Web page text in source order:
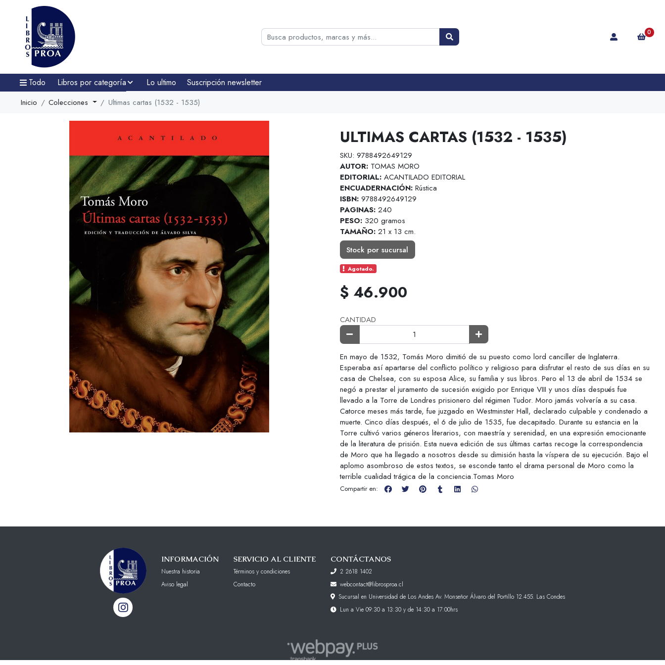
0
Todo Libros por categoría Lo ultimo Suscripción newsletter
Inicio Colecciones Ultimas cartas (1532 - 1535)
ULTIMAS CARTAS (1532 - 1535)
SKU: 9788492649129
AUTOR: TOMAS MORO
EDITORIAL: ACANTILADO EDITORIAL
ENCUADERNACIÓN: Rústica
ISBN: 9788492649129
PAGINAS: 240
PESO: 320 gramos
TAMAÑO: 21 x 13 cm.
Stock por sucursal
Agotado.
$ 46.900
CANTIDAD
En mayo de 1532, Tomás Moro dimitió de su puesto como lord canciller de Inglaterra.
Esperaba así apartarse del conflicto político y religioso para disfrutar el resto de sus días en su
casa de Chelsea, con su esposa Alice, su familia y sus libros. Pero el 13 de abril de 1534 se
negó a prestar el juramento de sucesión exigido por Enrique VIII y unos días después fue
llevado a la Torre de Londres prisionero del régimen Tudor. Moro jamás volvería a su casa.
Catorce meses más tarde, fue juzgado en Westminster Hall, declarado culpable y condenado a
muerte. Cinco días después, el 6 de julio de 1535, fue decapitado. Durante su estancia en la
Torre cultivó varios géneros literarios, con maestría y serenidad, en una expresión emocionante
de la literatura de prisión. Esta nueva edición de sus últimas cartas recoge la correspondencia
de Moro que ha llegado a nosotros desde su dimisión hasta la víspera de su ejecución. Bajo el
aplomo asombroso de estos textos, se esconde tanto el drama personal de Moro como la
terrible cualidad trágica de la conciencia.Tomas Moro
Compartir en:
INFORMACIÓN
Nuestra historia
Aviso legal
SERVICIO AL CLIENTE
Términos y condiciones
Contacto
CONTÁCTANOS
2 2618 1402
webcontact@librosproa.cl
Sucursal en Universidad de Los Andes Av. Monseñor Álvaro del Portillo 12.455. Las Condes
Lun a Vie 09:30 a 13:30 y de 14:30 a 17:00hrs